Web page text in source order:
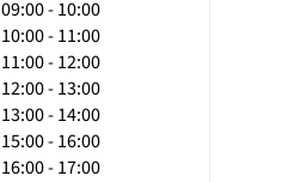
09:00 - 10:00
10:00 - 11:00
11:00 - 12:00
12:00 - 13:00
13:00 - 14:00
15:00 - 16:00
16:00 - 17:00